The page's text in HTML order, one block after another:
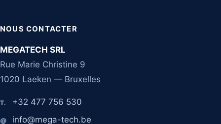
NOUS CONTACTER
MEGATECH SRL
Rue Marie Christine 9
1020 Laeken — Bruxelles
T. +32 477 756 530
@ info@mega-tech.be